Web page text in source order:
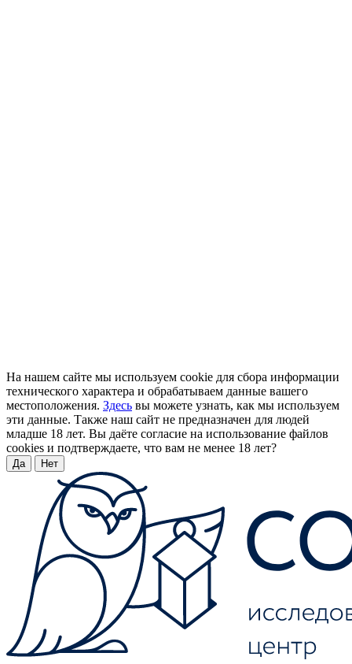
На нашем сайте мы используем cookie для сбора информации
технического характера и обрабатываем данные вашего
местоположения. Здесь вы можете узнать, как мы используем
эти данные. Также наш сайт не предназначен для людей
младше 18 лет. Вы даёте согласие на использование файлов
cookies и подтверждаете, что вам не менее 18 лет?
Да Нет